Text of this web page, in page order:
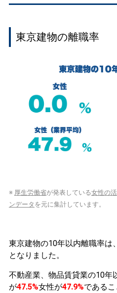
東京建物の離職率
※ 厚生労働省が発表している女性の
ンデータ を元に集計しています。
東京建物の10年以内離職率は
となりました。
不動産業、物品賃貸業の10年
が47.5%女性が47.9%であるこ